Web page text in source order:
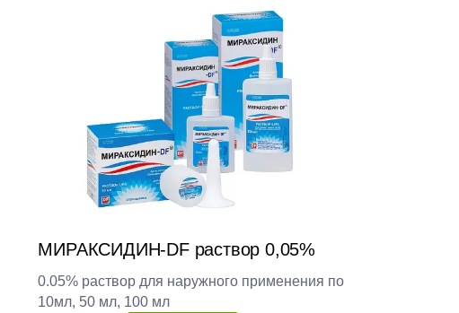
МИРАКСИДИН-DF раствор 0,05%
0.05% раствор для наружного применения по
10мл, 50 мл, 100 мл